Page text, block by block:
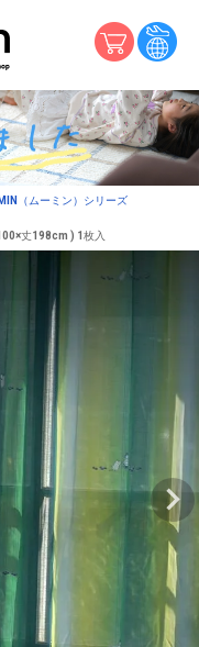
（ムーミン）シリーズ
丈198cm ) 1枚入